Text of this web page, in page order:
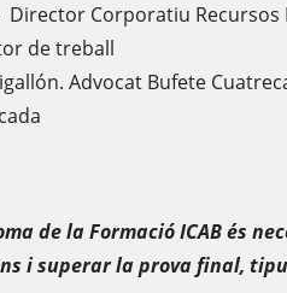
Corporatiu Recursos
de treball
Advocat Bufete
de la Formació ICAB és
i superar la prova final,